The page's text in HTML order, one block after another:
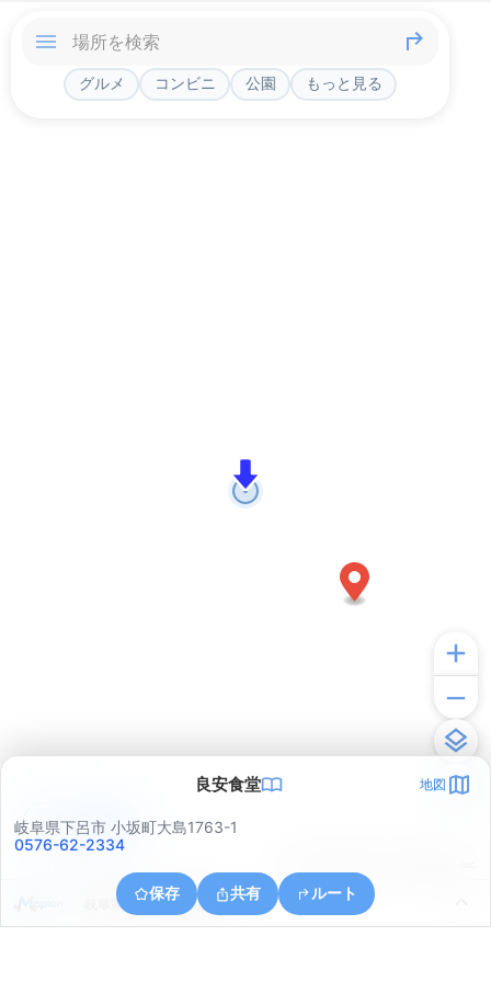
グルメ コンビニ 公園 もっと見る
良安食堂 地図
岐阜県下呂市 小坂町大島1763-1
0576-62-2334
保存 共有 ルート
岐阜県下呂市小坂町大島
アプリで見る